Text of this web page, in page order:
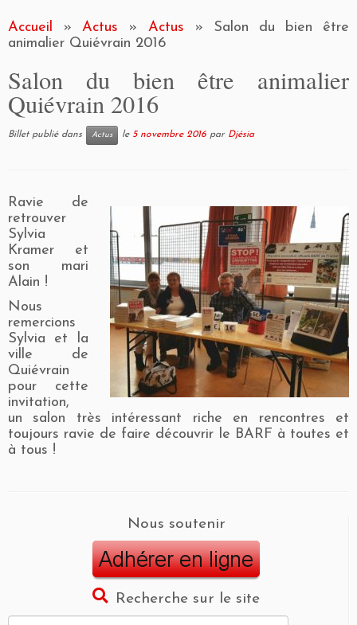
to
content
Accueil » Actus » Actus »
Salon du bien être
animalier Quiévrain 2016
Salon du bien être animalier
Quiévrain 2016
Billet publié dans Actus le 5 novembre 2016 par Djésia
Ravie de
retrouver
Sylvia
Kramer et
son mari
Alain !
Nous
remercions
Sylvia et la
ville de
Quiévrain
pour cette
invitation,
un salon très intéressant riche en rencontres et
toujours ravie de faire découvrir le BARF à toutes et
à tous !
Nous soutenir
Recherche sur le site